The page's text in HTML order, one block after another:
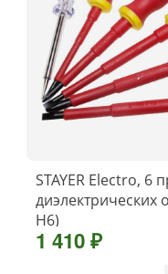
STAYER Electro, 6
диэлектрических
H6)
1 410 ₽